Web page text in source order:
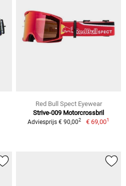
Red Bull Spect Eyewear
Strive-009 Motorcrossbril
Adviesprijs € 90,002 € 69,001